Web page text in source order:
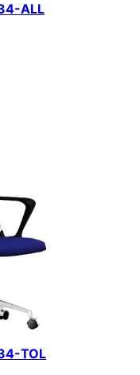
ALL
TOL